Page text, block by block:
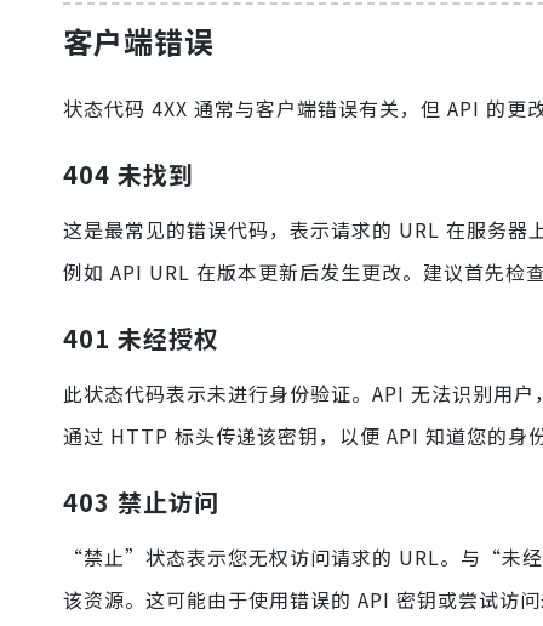
客户端错误
状态代码 4XX 通常与客户端错误有关，但 API 的
404 未找到
这是最常见的错误代码，表示请求的 URL 在服务
例如 API URL 在版本更新后发生更改。建议首先检
401 未经授权
此状态代码表示未进行身份验证。API 无法识别用
通过 HTTP 标头传递该密钥，以便 API 知道您的身
403 禁止访问
“禁止”状态表示您无权访问请求的 URL。与“未
该资源。这可能由于使用错误的 API 密钥或尝试访